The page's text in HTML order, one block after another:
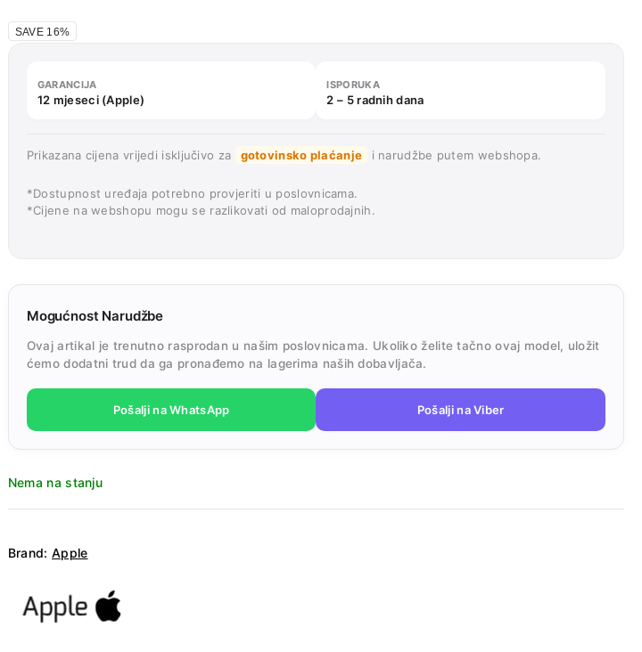
SAVE 16%
GARANCIJA
12 mjeseci (Apple)
ISPORUKA
2 – 5 radnih dana
Prikazana cijena vrijedi isključivo za gotovinsko plaćanje i narudžbe putem webshopa.
*Dostupnost uređaja potrebno provjeriti u poslovnicama.
*Cijene na webshopu mogu se razlikovati od maloprodajnih.
Mogućnost Narudžbe
Ovaj artikal je trenutno rasprodan u našim poslovnicama. Ukoliko želite tačno ovaj model, uložit
ćemo dodatni trud da ga pronađemo na lagerima naših dobavljača.
Pošalji na WhatsApp Pošalji na Viber
Nema na stanju
Brand: Apple